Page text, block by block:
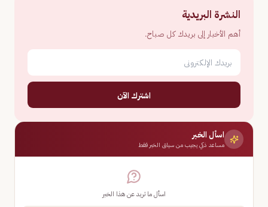
النشرة البريدية
أهم الأخبار إلى بريدك كل صباح.
اشترك الآن
اسأل الخبر
مساعد ذكي يجيب من سياق الخبر فقط
اسأل ما تريد عن هذا الخبر